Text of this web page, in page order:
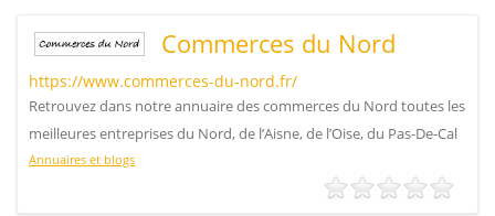
Commerces du Nord
https://www.commerces-du-nord.fr/
Retrouvez dans notre annuaire des commerces du Nord toutes les
meilleures entreprises du Nord, de l’Aisne, de l’Oise, du Pas-De-Cal
Annuaires et blogs